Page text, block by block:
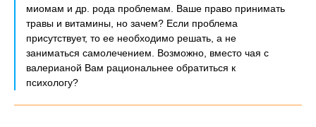
миомам и др. рода проблемам. Ваше право принимать
травы и витамины, но зачем? Если проблема
присутствует, то ее необходимо решать, а не
заниматься самолечением. Возможно, вместо чая с
валерианой Вам рациональнее обратиться к
психологу?